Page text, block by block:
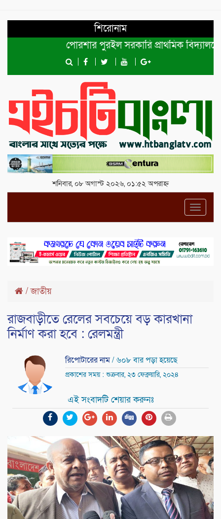
শিরোনাম
পোরশার পুরইল সরকারি প্রাথমিক বিদ্যালয়ে
শনিবার, ০৮ অগাস্ট ২০২৬, ০১:৫২ অপরাহ্ন
/জাতীয়
রাজবাড়ীতে রেলের সবচেয়ে বড় কারখানা
নির্মাণ করা হবে : রেলমন্ত্রী
রিপোটারের নাম/ ৬০৮ বার পড়া হয়েছে
প্রকাশের সময় : শুক্রবার, ২৩ ফেব্রুয়ারি, ২০২৪
এই সংবাদটি শেয়ার করুনঃ